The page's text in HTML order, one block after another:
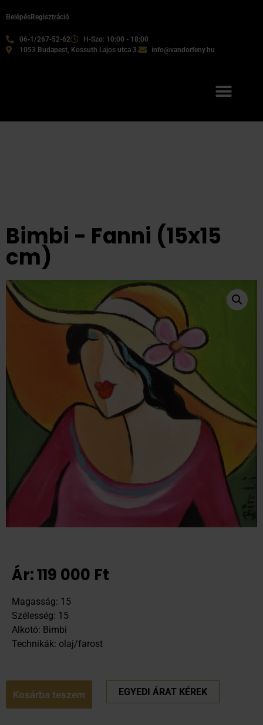
06-1/267-52-62
H-Szo: 10:00 - 18:00
1053 Budapest, Kossuth Lajos utca 3.
info@vandorfeny.hu
BelépésRegisztráció
Bimbi - Fanni (15x15
cm)
Ár:119 000 Ft
Magasság: 15
Szélesség: 15
Alkotó: Bimbi
Technikák: olaj/farost
Kosárba teszem EGYEDI ÁRAT KÉREK